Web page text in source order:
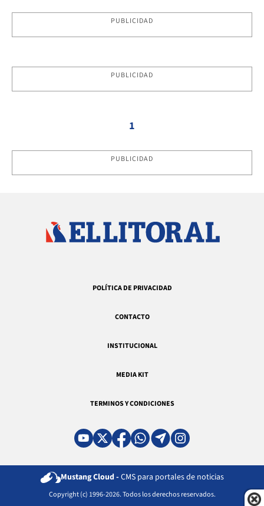
PUBLICIDAD
PUBLICIDAD
1
PUBLICIDAD
POLÍTICA DE PRIVACIDAD
CONTACTO
INSTITUCIONAL
MEDIA KIT
TERMINOS Y CONDICIONES
Mustang Cloud - CMS para portales de noticias
Copyright (c) 1996-2026. Todos los derechos reservados.